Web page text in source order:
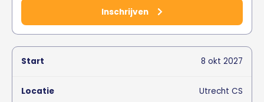
Inschrijven
8 okt 2027
Utrecht CS